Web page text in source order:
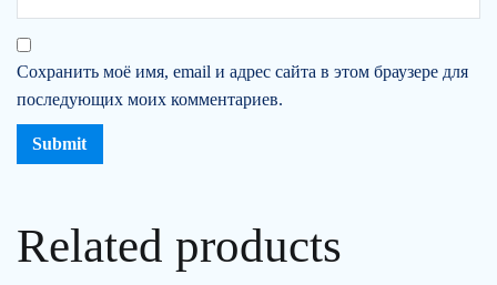
Сохранить моё имя, email и адрес сайта в этом браузере для
последующих моих комментариев.
Related products